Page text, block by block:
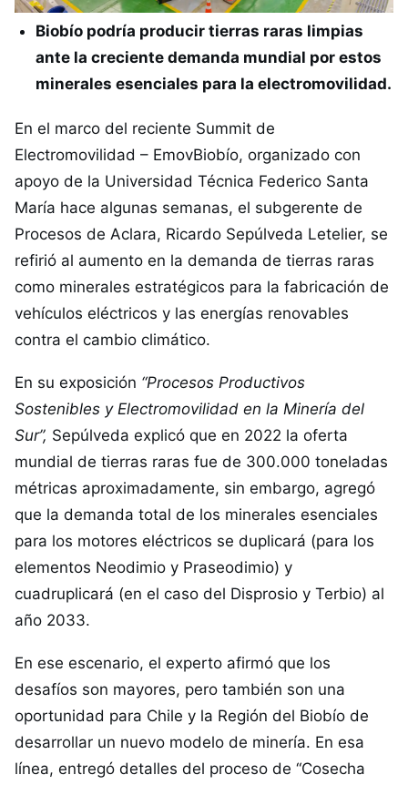
Biobío podría producir tierras raras limpias
ante la creciente demanda mundial por estos
minerales esenciales para la electromovilidad.
En el marco del reciente Summit de
Electromovilidad – EmovBiobío, organizado con
apoyo de la Universidad Técnica Federico Santa
María hace algunas semanas, el subgerente de
Procesos de Aclara, Ricardo Sepúlveda Letelier, se
refirió al aumento en la demanda de tierras raras
como minerales estratégicos para la fabricación de
vehículos eléctricos y las energías renovables
contra el cambio climático.
En su exposición “Procesos Productivos
Sostenibles y Electromovilidad en la Minería del
Sur”, Sepúlveda explicó que en 2022 la oferta
mundial de tierras raras fue de 300.000 toneladas
métricas aproximadamente, sin embargo, agregó
que la demanda total de los minerales esenciales
para los motores eléctricos se duplicará (para los
elementos Neodimio y Praseodimio) y
cuadruplicará (en el caso del Disprosio y Terbio) al
año 2033.
En ese escenario, el experto afirmó que los
desafíos son mayores, pero también son una
oportunidad para Chile y la Región del Biobío de
desarrollar un nuevo modelo de minería. En esa
línea, entregó detalles del proceso de “Cosecha